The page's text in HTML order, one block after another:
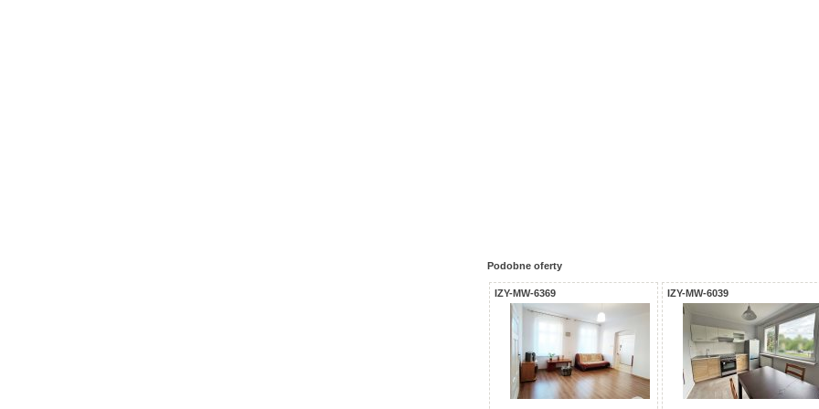
Podobne oferty
IZY-MW-6369 IZY-MW-6039